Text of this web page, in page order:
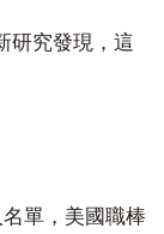
研究發現，這
單，美國職棒